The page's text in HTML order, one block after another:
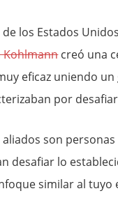
de los Estados
Kohlmanncreó una
eficaz uniendo
por
son
desafiar lo
similar al tuyo